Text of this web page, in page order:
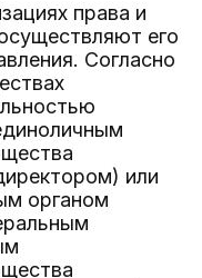
права и
его
Согласно
или
органом